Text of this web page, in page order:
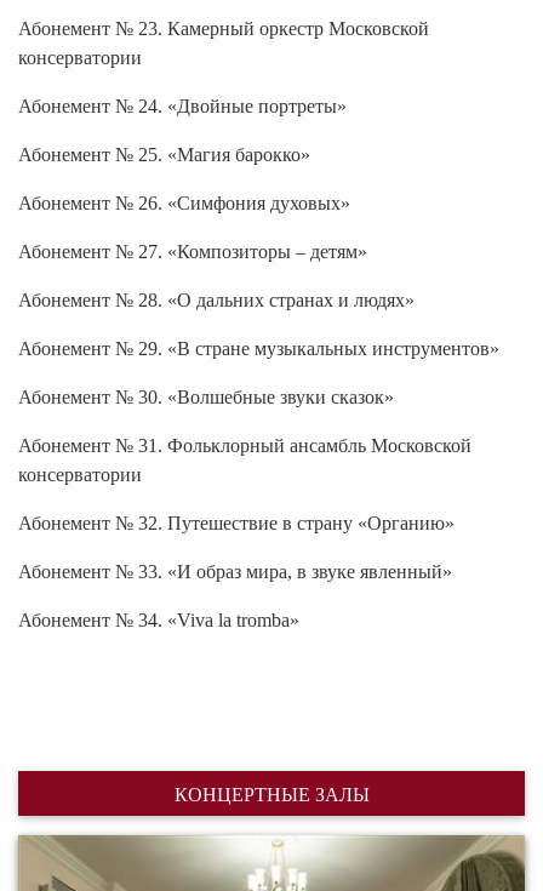
Абонемент № 23. Камерный оркестр Московской
консерватории
Абонемент № 24. «Двойные портреты»
Абонемент № 25. «Магия барокко»
Абонемент № 26. «Симфония духовых»
Абонемент № 27. «Композиторы – детям»
Абонемент № 28. «О дальних странах и людях»
Абонемент № 29. «В стране музыкальных инструментов»
Абонемент № 30. «Волшебные звуки сказок»
Абонемент № 31. Фольклорный ансамбль Московской
консерватории
Абонемент № 32. Путешествие в страну «Органию»
Абонемент № 33. «И образ мира, в звуке явленный»
Абонемент № 34. «Viva la tromba»
КОНЦЕРТНЫЕ ЗАЛЫ